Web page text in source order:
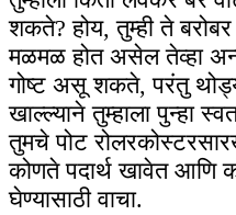
शकते? होय, तुम्ही ते
मळमळ होत असेल तेव्हा
गोष्ट असू शकते, परंतु
खाल्ल्याने तुम्हाला पुन्हा
तुमचे पोट
कोणते पदार्थ खावेत आणि
घेण्यासाठी वाचा.